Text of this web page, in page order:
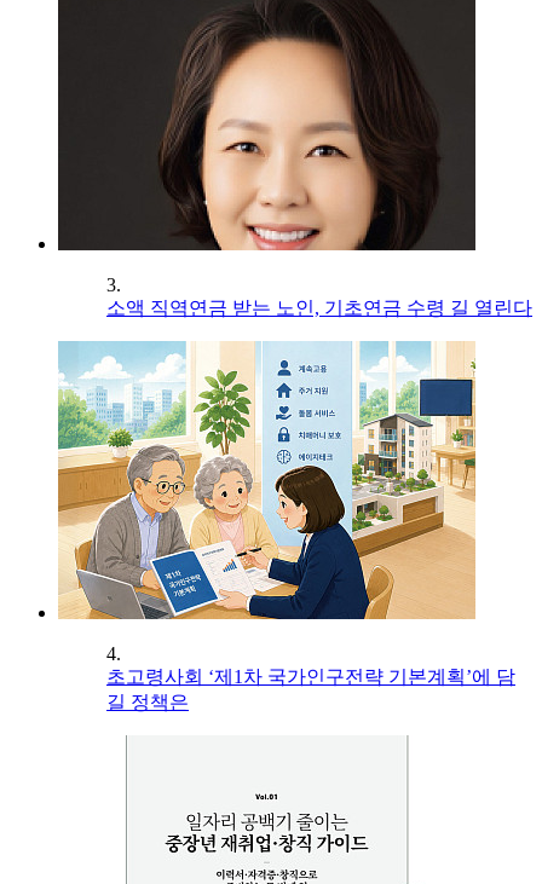
3.
소액 직역연금 받는 노인, 기초연금 수령 길 열린다
4.
초고령사회 ‘제1차 국가인구전략 기본계획’에 담
길 정책은